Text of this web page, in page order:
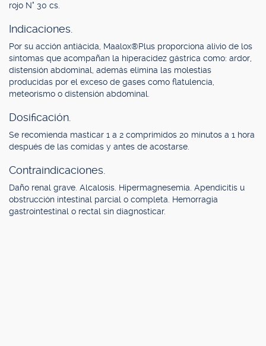
rojo N° 30 cs.
Indicaciones.
Por su acción antiácida, Maalox®Plus proporciona alivio de los
síntomas que acompañan la hiperacidez gástrica como: ardor,
distensión abdominal, además elimina las molestias
producidas por el exceso de gases como flatulencia,
meteorismo o distensión abdominal.
Dosificación.
Se recomienda masticar 1 a 2 comprimidos 20 minutos a 1 hora
después de las comidas y antes de acostarse.
Contraindicaciones.
Daño renal grave. Alcalosis. Hipermagnesemia. Apendicitis u
obstrucción intestinal parcial o completa. Hemorragia
gastrointestinal o rectal sin diagnosticar.